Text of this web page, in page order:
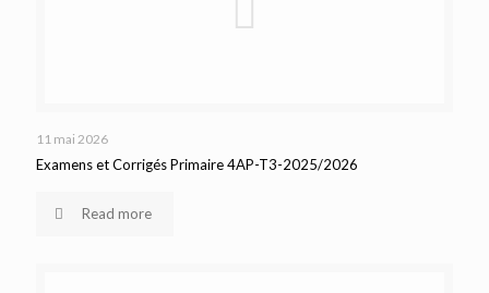
11 mai 2026
Examens et Corrigés Primaire 4AP-T3-2025/2026
Read more